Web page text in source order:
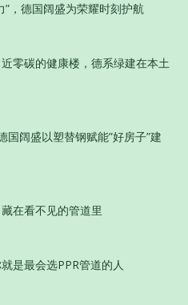
”，德国阔盛为荣耀时刻护航
零碳的健康楼，德系绿建在本土
国阔盛以塑替钢赋能”好房子”建
在看不见的管道里
是最会选PPR管道的人